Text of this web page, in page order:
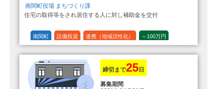
算（25万円＋25万円加算＝50万円）
（3）住宅リフォーム 経費の20％
の額（限度額50万円）
（最大で50万円＋25万円加算＝75万
南関町役場 まちづくり課
住宅の取得等をされ居住する人に対し補助金を交付
南関町 設備投資 連携（地域活性化） ～100万円
締切まで25 日
募集期間